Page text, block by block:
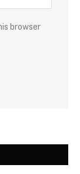
browser